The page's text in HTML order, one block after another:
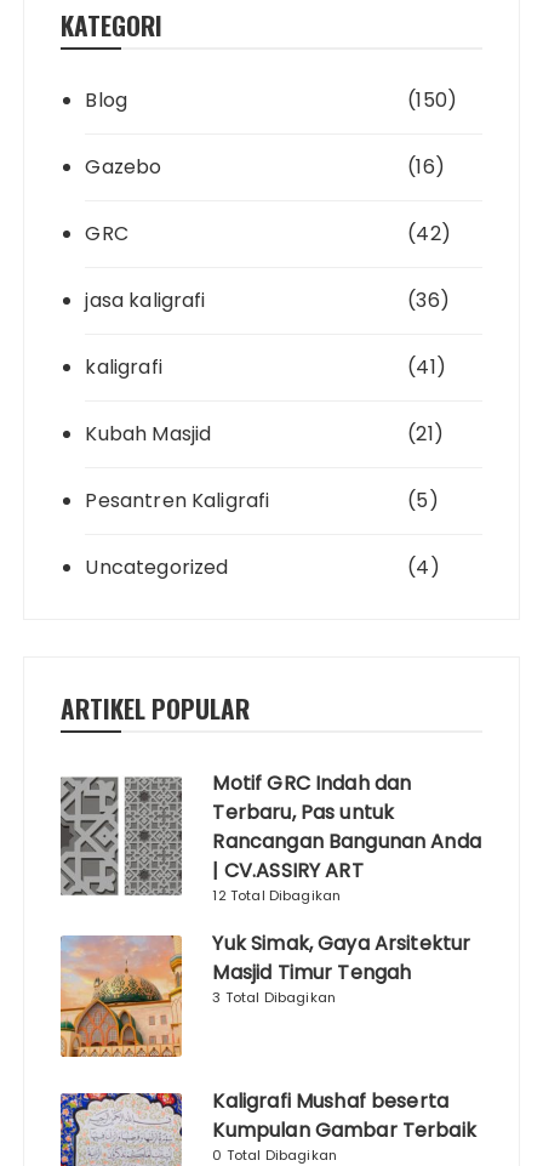
KATEGORI
Blog (150)
Gazebo (16)
GRC (42)
jasa kaligrafi (36)
kaligrafi (41)
Kubah Masjid (21)
Pesantren Kaligrafi (5)
Uncategorized (4)
ARTIKEL POPULAR
Motif GRC Indah dan
Terbaru, Pas untuk
Rancangan Bangunan Anda
| CV.ASSIRY ART
12 Total Dibagikan
Yuk Simak, Gaya Arsitektur
Masjid Timur Tengah
3 Total Dibagikan
Kaligrafi Mushaf beserta
Kumpulan Gambar Terbaik
0 Total Dibagikan